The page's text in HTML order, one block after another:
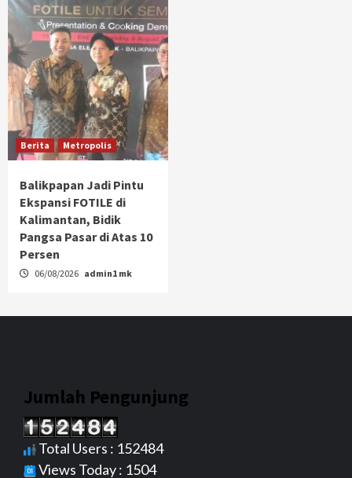
Berita Metropolis
Balikpapan Jadi Pintu
Ekspansi FOTILE di
Kalimantan, Bidik
Pangsa Pasar di Atas 10
Persen
06/08/2026 admin1 mk
Jumlah Pengunjung
Total Users : 152484
Views Today : 1504